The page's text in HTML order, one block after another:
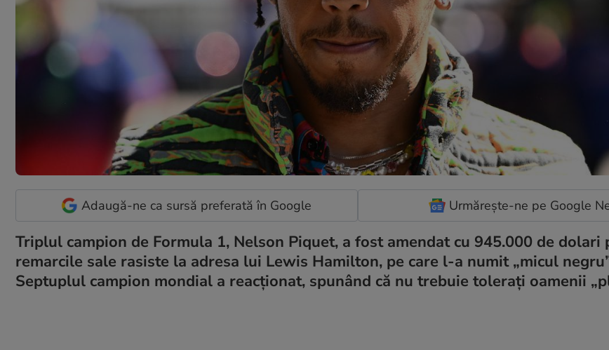
Adaugă-ne ca sursă preferată în Google Urmărește-ne pe Google
Triplul campion de Formula 1, Nelson Piquet, a fost amendat cu 945.000 de dolari
remarcile sale rasiste la adresa lui Lewis Hamilton, pe care l-a numit „micul
Septuplul campion mondial a reacționat, spunând că nu trebuie toleraţi oamenii